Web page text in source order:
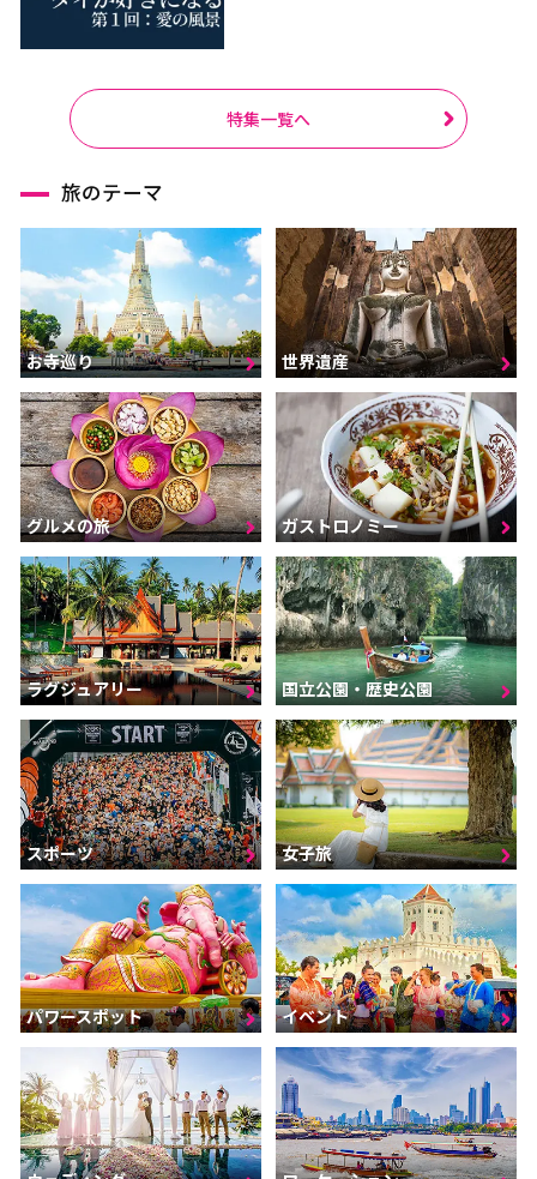
特集一覧へ
旅のテーマ
お寺巡り 世界遺産
グルメの旅 ガストロノミー
ラグジュアリー 国立公園・歴史公園
スポーツ 女子旅
パワースポット イベント